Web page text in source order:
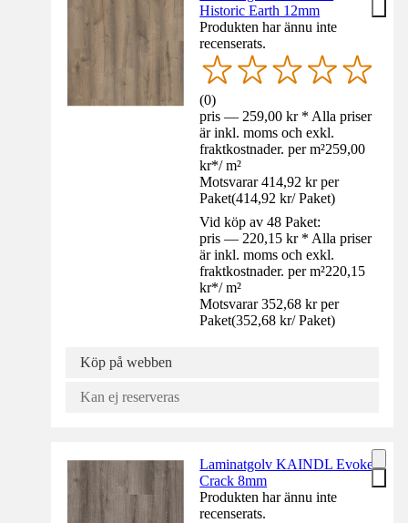
Historic Earth 12mm
Produkten har ännu inte
recenserats.
(0)
pris — 259,00 kr * Alla priser
är inkl. moms och exkl.
fraktkostnader. per m²259,00
kr*/ m²
Motsvarar 414,92 kr per
Paket(414,92 kr/ Paket)
Vid köp av 48 Paket:
pris — 220,15 kr * Alla priser
är inkl. moms och exkl.
fraktkostnader. per m²220,15
kr*/ m²
Motsvarar 352,68 kr per
Paket(352,68 kr/ Paket)
Köp på webben
Kan ej reserveras
Laminatgolv KAINDL Evoke
Crack 8mm
Produkten har ännu inte
recenserats.